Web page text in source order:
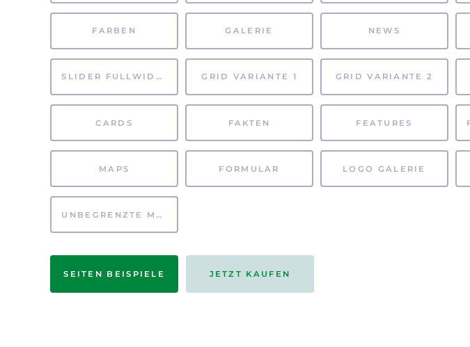
FARBEN GALERIE NEWS
SLIDER FULLWIDTH GRID VARIANTE 1 GRID VARIANTE 2
CARDS FAKTEN FEATURES
MAPS FORMULAR LOGO GALERIE
UNBEGRENZTE MÖGLICHKEITEN
SEITEN BEISPIELE JETZT KAUFEN